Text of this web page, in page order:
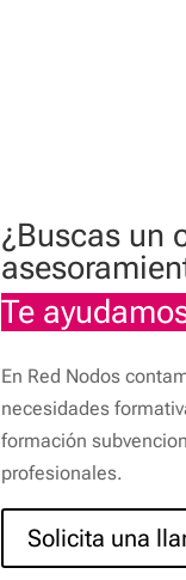
¿Buscas un
Te
En Red Nodos
necesidades
formación
profesionales.
Solicita una